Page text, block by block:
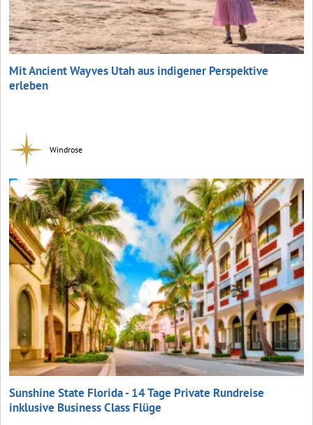
Mit Ancient Wayves Utah aus indigener Perspektive
erleben
Windrose
Sunshine State Florida - 14 Tage Private Rundreise
inklusive Business Class Flüge